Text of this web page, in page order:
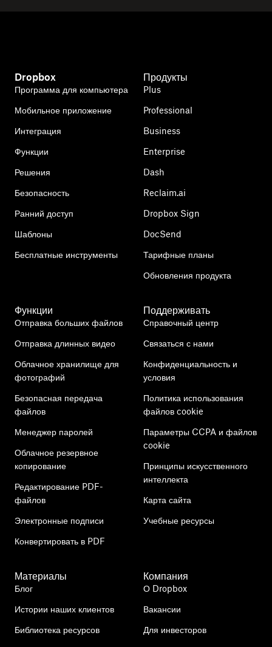
Dropbox
Программа для компьютера
Мобильное приложение
Интеграция
Функции
Решения
Безопасность
Ранний доступ
Шаблоны
Бесплатные инструменты
Продукты
Plus
Professional
Business
Enterprise
Dash
Reclaim.ai
Dropbox Sign
DocSend
Тарифные планы
Обновления продукта
Функции
Отправка больших файлов
Отправка длинных видео
Облачное хранилище для
фотографий
Безопасная передача
файлов
Менеджер паролей
Облачное резервное
копирование
Редактирование PDF-
файлов
Электронные подписи
Конвертировать в PDF
Поддерживать
Справочный центр
Связаться с нами
Конфиденциальность и
условия
Политика использования
файлов cookie
Параметры CCPA и файлов
cookie
Принципы искусственного
интеллекта
Карта сайта
Учебные ресурсы
Материалы
Блог
Истории наших клиентов
Библиотека ресурсов
Компания
О Dropbox
Вакансии
Для инвесторов